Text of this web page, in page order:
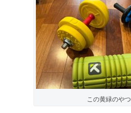
この黄緑のやつ